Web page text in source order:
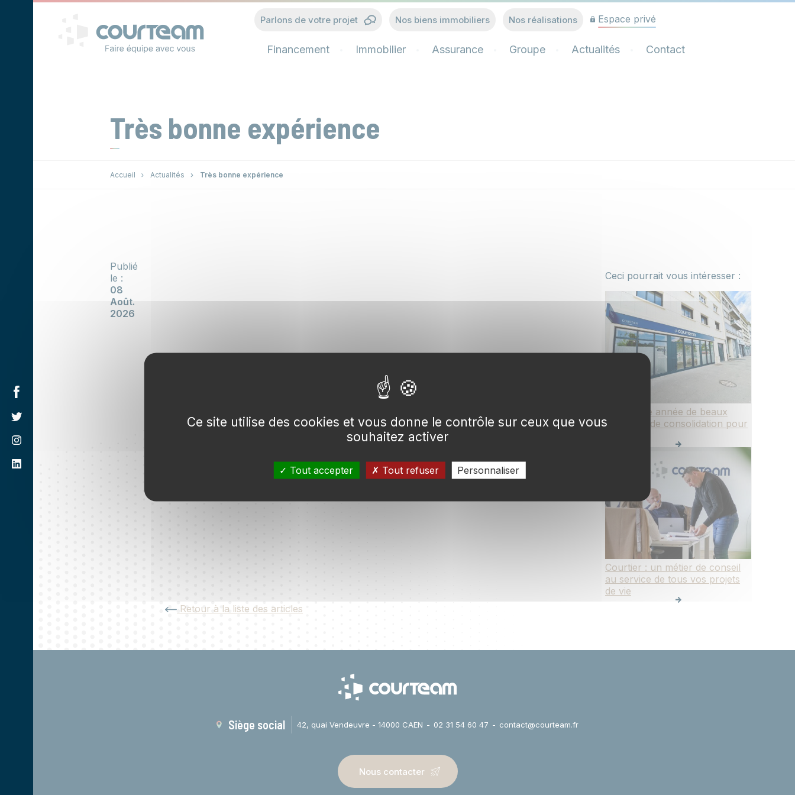
Parlons de votre projet Nos biens immobiliers Nos réalisations Espace privé
Financement Immobilier Assurance Groupe Actualités Contact
Très bonne expérience
Accueil Actualités Très bonne expérience
Publié
le :
08
Août.
2026
Ceci pourrait vous intéresser :
2025 : une année de beaux
projets et de consolidation pour
Courtier : un métier de conseil
au service de tous vos projets
de vie
Retour à la liste des articles
Siège social 42, quai Vendeuvre - 14000 CAEN 02 31 54 60 47 contact@courteam.fr
Nous contacter
Panneau de gestion des cookies
Ce site utilise des cookies et vous donne le contrôle sur ceux que vous
souhaitez activer
Tout accepter Tout refuser Personnaliser